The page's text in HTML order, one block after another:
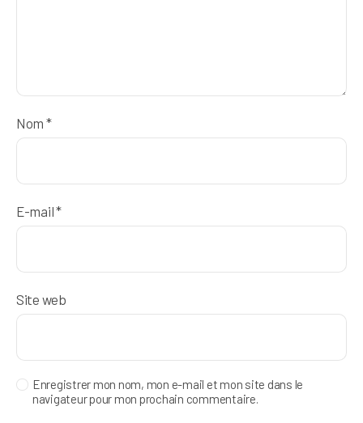
Nom *
E-mail*
Site web
Enregistrer mon nom, mon e-mail et mon site dans le
navigateur pour mon prochain commentaire.